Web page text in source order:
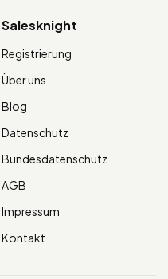
Salesknight
Registrierung
Über uns
Blog
Datenschutz
Bundesdatenschutz
AGB
Impressum
Kontakt